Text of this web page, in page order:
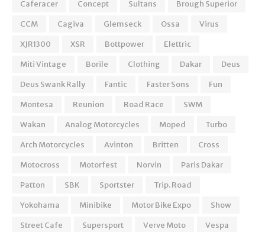
Caferacer Concept Sultans
Brough Superior
CCM
Cagiva Glemseck Ossa
Virus
XJR1300
XSR Bottpower
Elettric
Miti Vintage
Borile Clothing Dakar
Deus
Deus Swank Rally
Fantic Faster Sons
Fun
Montesa
Reunion Road Race
SWM
Wakan
Analog Motorcycles Moped
Turbo
Arch Motorcycles
Avinton Britten
Cross
Motocross
Motorfest Norvin
Paris Dakar
Patton
SBK Sportster
Trip. Road
Yokohama
Minibike Motor Bike Expo
Show
Street Cafe
Supersport Verve Moto
Vespa